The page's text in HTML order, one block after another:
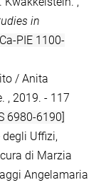
in
[Ca-PIE 1100-
/ Anita
, 2019. - 117
6980-6190]
degli Uffizi,
di Marzia
Angelamaria